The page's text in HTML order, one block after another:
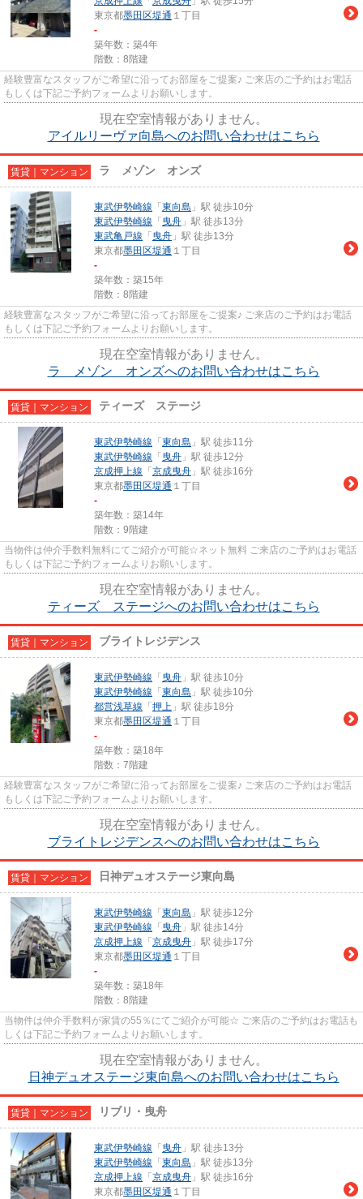
東京都墨田区堤通 １丁目
-
築年数：築4年
階数：8階建
経験豊富なスタッフがご希望に沿ってお部屋をご提案♪ ご来店のご予約はお電話
もしくは下記ご予約フォームよりお願いします。
現在空室情報がありません。
アイルリーヴァ向島へのお問い合わせはこちら
賃貸｜マンション ラ メゾン オンズ
東武伊勢崎線 「 東向島 」駅 徒歩10分
東武伊勢崎線 「 曳舟 」駅 徒歩13分
東武亀戸線 「 曳舟 」駅 徒歩13分
東京都墨田区堤通 １丁目
-
築年数：築15年
階数：8階建
経験豊富なスタッフがご希望に沿ってお部屋をご提案♪ ご来店のご予約はお電話
もしくは下記ご予約フォームよりお願いします。
現在空室情報がありません。
ラ メゾン オンズへのお問い合わせはこちら
賃貸｜マンション ティーズ ステージ
東武伊勢崎線 「 東向島 」駅 徒歩11分
東武伊勢崎線 「 曳舟 」駅 徒歩12分
京成押上線 「 京成曳舟 」駅 徒歩16分
東京都墨田区堤通 １丁目
-
築年数：築14年
階数：9階建
当物件は仲介手数料無料にてご紹介が可能☆ネット無料 ご来店のご予約はお電話
もしくは下記ご予約フォームよりお願いします。
現在空室情報がありません。
ティーズ ステージへのお問い合わせはこちら
賃貸｜マンション ブライトレジデンス
東武伊勢崎線 「 曳舟 」駅 徒歩10分
東武伊勢崎線 「 東向島 」駅 徒歩10分
都営浅草線 「 押上 」駅 徒歩18分
東京都墨田区堤通 １丁目
-
築年数：築18年
階数：7階建
経験豊富なスタッフがご希望に沿ってお部屋をご提案♪ ご来店のご予約はお電話
もしくは下記ご予約フォームよりお願いします。
現在空室情報がありません。
ブライトレジデンスへのお問い合わせはこちら
賃貸｜マンション 日神デュオステージ東向島
東武伊勢崎線 「 東向島 」駅 徒歩12分
東武伊勢崎線 「 曳舟 」駅 徒歩14分
京成押上線 「 京成曳舟 」駅 徒歩17分
東京都墨田区堤通 １丁目
-
築年数：築18年
階数：8階建
当物件は仲介手数料が家賃の55％にてご紹介が可能☆ ご来店のご予約はお電話も
しくは下記ご予約フォームよりお願いします。
現在空室情報がありません。
日神デュオステージ東向島へのお問い合わせはこちら
賃貸｜マンション リブリ・曳舟
東武伊勢崎線 「 曳舟 」駅 徒歩13分
東武伊勢崎線 「 東向島 」駅 徒歩13分
京成押上線 「 京成曳舟 」駅 徒歩16分
東京都墨田区堤通 １丁目